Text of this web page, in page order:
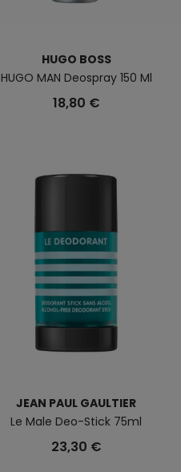
HUGO BOSS
HUGO MAN Deospray 150 Ml
18,80 €
JEAN PAUL GAULTIER
Le Male Deo-Stick 75ml
23,30 €